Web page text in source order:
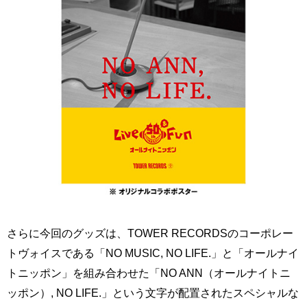
さらに今回のグッズは、TOWER RECORDSのコーポレー
トヴォイスである「NO MUSIC, NO LIFE.」と「オールナイ
トニッポン」を組み合わせた「NO ANN（オールナイトニ
ッポン）, NO LIFE.」という文字が配置されたスペシャルな